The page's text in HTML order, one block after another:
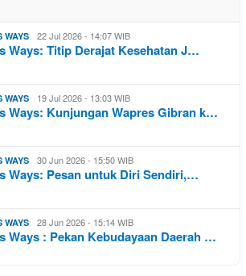
WAYS 22 Jul 2026 - 14:07 WIB
Ways: Titip Derajat Kesehatan J…
WAYS 19 Jul 2026 - 13:03 WIB
Ways: Kunjungan Wapres Gibran k…
WAYS 30 Jun 2026 - 15:50 WIB
Ways: Pesan untuk Diri Sendiri,…
WAYS 28 Jun 2026 - 15:14 WIB
Ways : Pekan Kebudayaan Daerah …